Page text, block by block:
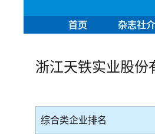
首页 杂志社
浙江天铁实业股份
综合类企业排名